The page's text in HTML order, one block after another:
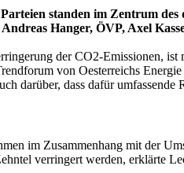
standen im Zentrum
Hanger, ÖVP, Axel
der CO2-Emissionen,
von Oesterreichs
darüber, dass dafür
im Zusammenhang mit der
verringert werden, erklärte